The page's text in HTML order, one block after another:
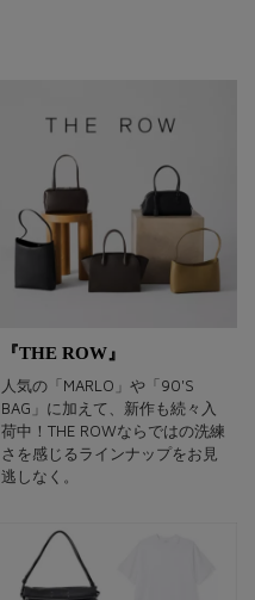
『THE ROW』
人気の「MARLO」や「90'S
BAG」に加えて、新作も続々入
荷中！THE ROWならではの洗練
さを感じるラインナップをお見
逃しなく。